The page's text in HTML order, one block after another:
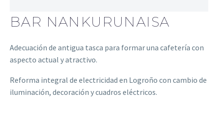
BAR NANKURUNAISA
Adecuación de antigua tasca para formar una cafetería con
aspecto actual y atractivo.
Reforma integral de electricidad en Logroño con cambio de
iluminación, decoración y cuadros eléctricos.